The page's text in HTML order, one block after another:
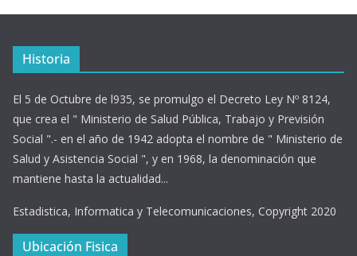
Historia
El 5 de Octubre de l935, se promulgo el Decreto Ley Nº 8124,
que crea el " Ministerio de Salud Pública, Trabajo y Previsión
Social ".- en el año de 1942 adopta el nombre de " Ministerio de
Salud y Asistencia Social ", y en 1968, la denominación que
mantiene hasta la actualidad...
Estadistica, Informatica y Telecomunicaciones, Copyright 2020
Ubicación Fisica